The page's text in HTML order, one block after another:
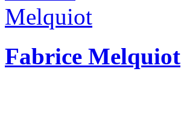
Fabrice Melquiot